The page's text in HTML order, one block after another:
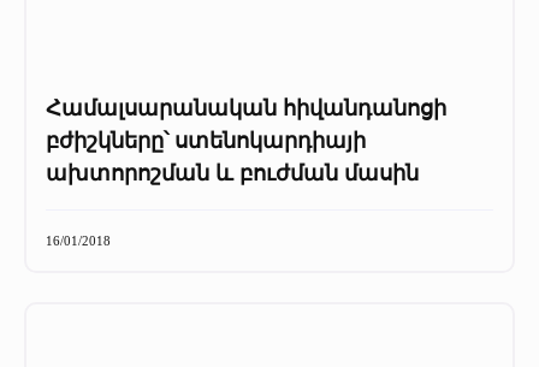
Համալսարանական հիվանդանոցի
բժիշկները՝ ստենոկարդիայի
ախտորոշման և բուժման մասին
16/01/2018